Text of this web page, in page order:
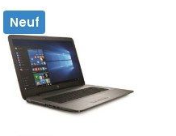
Neuf